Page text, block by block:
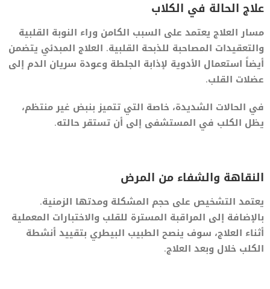
علاج الحالة في الكلاب
مسار العلاج يعتمد على السبب الكامن وراء النوبة القلبية
والتعقيدات المصاحبة للذبحة القلبية. العلاج المبدئي يتضمن
أيضاً استعمال الأدوية لإذابة الجلطة وعودة سريان الدم إلى
عضلات القلب.
في الحالات الشديدة، خاصة التي تتميز بنبض غير منتظم،
يظل الكلب في المستشفى إلى أن تستقر حالته.
النقاهة والشفاء من المرض
يعتمد التشخيص على حجم المشكلة ومدتها الزمنية.
بالإضافة إلى المراقبة المسترة للقلب والاختبارات المعملية
أثناء العلاج، سوف ينصح الطبيب البيطري بتقييد أنشطة
الكلب خلال وبعد العلاج.